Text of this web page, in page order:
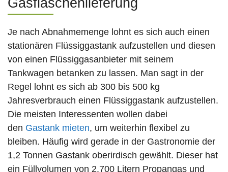
Gasflaschenlieferung
Je nach Abnahmemenge lohnt es sich auch einen
stationären Flüssiggastank aufzustellen und diesen
von einen Flüssiggasanbieter mit seinem
Tankwagen betanken zu lassen. Man sagt in der
Regel lohnt es sich ab 300 bis 500 kg
Jahresverbrauch einen Flüssiggastank aufzustellen.
Die meisten Interessenten wollen dabei
den Gastank mieten, um weiterhin flexibel zu
bleiben. Häufig wird gerade in der Gastronomie der
1,2 Tonnen Gastank oberirdisch gewählt. Dieser hat
ein Füllvolumen von 2.700 Litern Propangas und